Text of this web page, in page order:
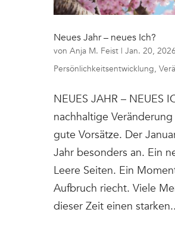
Neues Jahr – neues Ich?
von Anja M. Feist| Jan. 20, 2026
Persönlichkeitsentwicklung,
NEUES JAHR – NEUES
nachhaltige
gute Vorsätze. Der
Jahr besonders an. Ein
Leere Seiten. Ein
Aufbruch riecht. Viele
dieser Zeit einen